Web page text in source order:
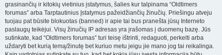
grasinančių ir kitokių vietinius įstatymus, šalies kur talpinama “Oldtimers
forumas” arba Tarptautinius Įstatymus pažeidžiančių žinučių. Priešingu atveju
tuojau pat būsite blokuotas (banned) ir apie tai bus pranešta jūsų Interneto
paslaugų teikėjui. Visų žinučių IP adresas yra įrašomas į duomenų bazę. Jūs
sutinkate, kad “Oldtimers forumas” turi teisę ištrinti, redaguoti, perkelti arba
uždaryti bet kurią temą/žinutę bet kuriuo metu jeigu jie mano jog tai reikalinga.